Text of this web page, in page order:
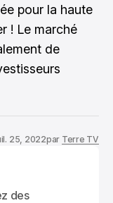
pour la haute
! Le marché
de
25, 2022par Terre TV
des